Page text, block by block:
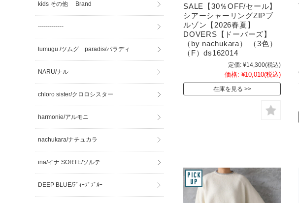
SALE【30％OFF/セール】
シアーシャーリングZIPブ
ルゾン【2026春夏】
DOVERS【ドーバーズ】
（by nachukara） （3色）
（F）ds162014
定価: ¥14,300(税込)
価格: ¥10,010(税込)
在庫を見る
kids その他 Brand
-------------
tumugu /ツムグ paradis/パラディ
NARU/ナル
chloro sister/クロロシスター
harmonie/アルモニ
nachukara/ナチュカラ
ina/イナ SORTE/ソルテ
DEEP BLUE/ﾃﾞｨｰﾌﾟﾌﾞﾙｰ